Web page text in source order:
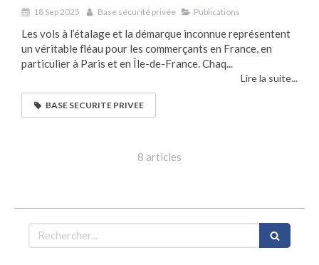
18 Sep 2025 Base sécurité privée Publications
Les vols à l’étalage et la démarque inconnue représentent
un véritable fléau pour les commerçants en France, en
particulier à Paris et en Île-de-France. Chaq...
Lire la suite...
BASE SECURITE PRIVEE
8 articles
Rechercher